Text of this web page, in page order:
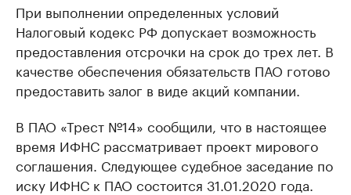
При выполнении определенных условий
Налоговый кодекс РФ допускает возможность
предоставления отсрочки на срок до трех лет. В
качестве обеспечения обязательств ПАО готово
предоставить залог в виде акций компании.
В ПАО «Трест №14» сообщили, что в настоящее
время ИФНС рассматривает проект мирового
соглашения. Следующее судебное заседание по
иску ИФНС к ПАО состоится 31.01.2020 года.